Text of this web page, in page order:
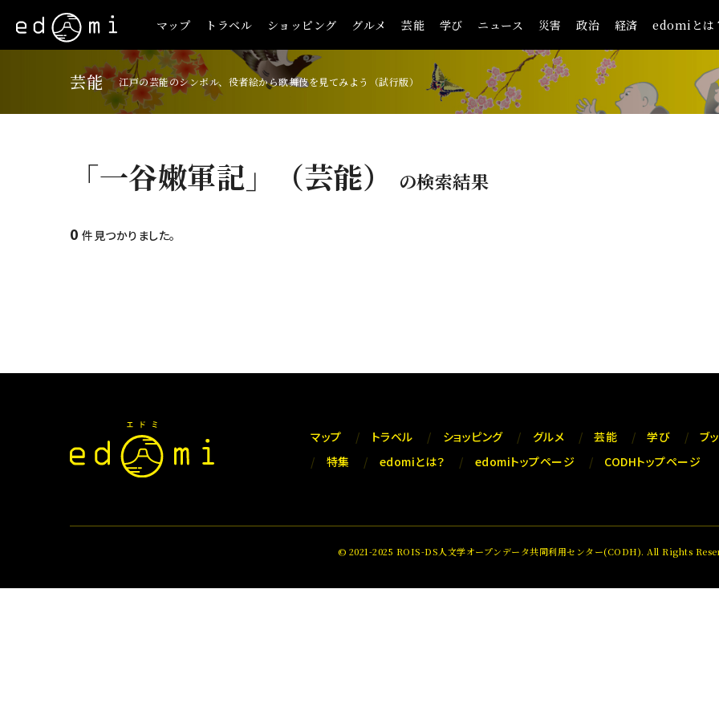
マップ トラベル ショッピング グルメ 芸能 学び ニュース 災害 政治 経済 edomiとは
芸能 江戸の芸能のシンボル、役者絵から歌舞伎を見てみよう（試行版）
「一谷嫩軍記」（芸能） の検索結果
0 件見つかりました。
マップ トラベル ショッピング グルメ 芸能 学び
ブ
特集
edomiとは？ edomiトップページ CODHトップページ
© 2021-2025 ROIS-DS人文学オープンデータ共同利用センター(CODH). All Rights